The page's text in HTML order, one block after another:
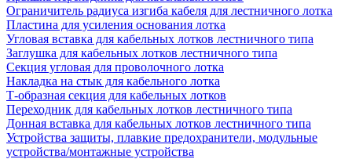
Ограничитель радиуса изгиба кабеля для лестничного лотка
Пластина для усиления основания лотка
Угловая вставка для кабельных лотков лестничного типа
Заглушка для кабельных лотков лестничного типа
Секция угловая для проволочного лотка
Накладка на стык для кабельного лотка
Т-образная секция для кабельных лотков
Переходник для кабельных лотков лестничного типа
Донная вставка для кабельных лотков лестничного типа
Устройства защиты, плавкие предохранители, модульные
устройства/монтажные устройства